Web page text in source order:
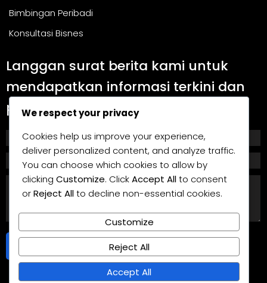
Bimbingan Peribadi
Konsultasi Bisnes
Langgan surat berita kami untuk
mendapatkan informasi terkini dan
panduan berguna.
We respect your privacy
Cookies help us improve your experience,
deliver personalized content, and analyze traffic.
You can choose which cookies to allow by
clicking Customize. ClickAccept Allto consent
orReject Allto decline non-essential cookies.
Customize
Reject All
Accept All